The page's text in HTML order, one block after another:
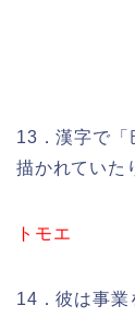
13．漢字で「
描かれていた
トモエ
14．彼は事業